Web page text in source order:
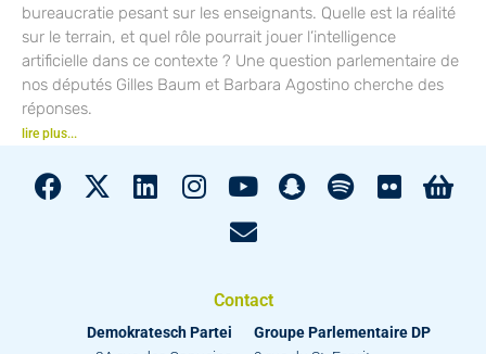
bureaucratie pesant sur les enseignants. Quelle est la réalité
sur le terrain, et quel rôle pourrait jouer l’intelligence
artificielle dans ce contexte ? Une question parlementaire de
nos députés Gilles Baum et Barbara Agostino cherche des
réponses.
lire plus...
Contact
Demokratesch Partei
Groupe Parlementaire DP